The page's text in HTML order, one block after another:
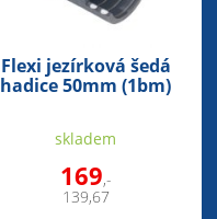
Flexi jezírková šedá
hadice 50mm (1bm)
skladem
169,-
139,67